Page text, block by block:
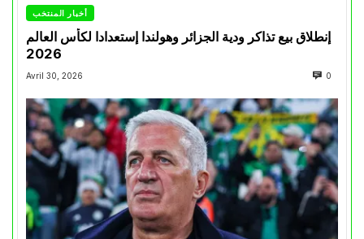
أخبار المنتخب
إنطلاق بيع تذاكر ودية الجزائر وهولندا إستعدادا لكأس العالم
2026
Avril 30, 2026 0